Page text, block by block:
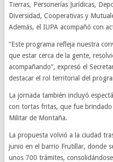
Tierras, Personerías Jurídicas,
Diversidad, Cooperativas y
Además, el IUPA acompañó con
“Este programa refleja nuestra
que estar cerca de la gente,
acompañando”, expresó el
destacar el rol territorial del
La jornada también incluyó
con tortas fritas, que fue brindado
Militar de Montaña.
La propuesta volvió a la ciudad
junio en el barrio Frutillar, donde
unos 700 trámites,